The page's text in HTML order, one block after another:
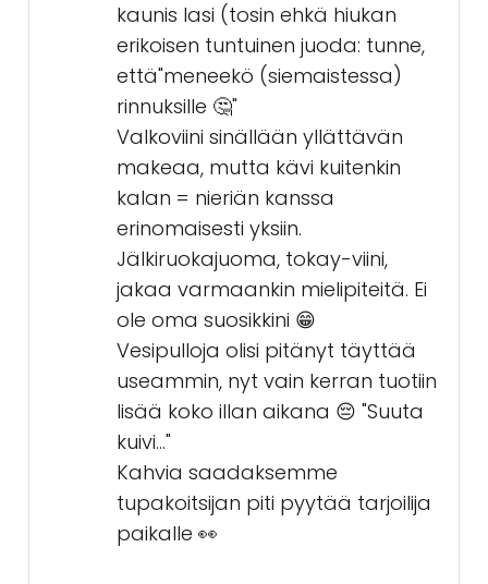
kaunis lasi (tosin ehkä hiukan
erikoisen tuntuinen juoda: tunne,
että"meneekö (siemaistessa)
rinnuksille 🤔"
Valkoviini sinällään yllättävän
makeaa, mutta kävi kuitenkin
kalan = nieriän kanssa
erinomaisesti yksiin.
Jälkiruokajuoma, tokay-viini,
jakaa varmaankin mielipiteitä. Ei
ole oma suosikkini 😁
Vesipulloja olisi pitänyt täyttää
useammin, nyt vain kerran tuotiin
lisää koko illan aikana 😔 "Suuta
kuivi..."
Kahvia saadaksemme
tupakoitsijan piti pyytää tarjoilija
paikalle 👀